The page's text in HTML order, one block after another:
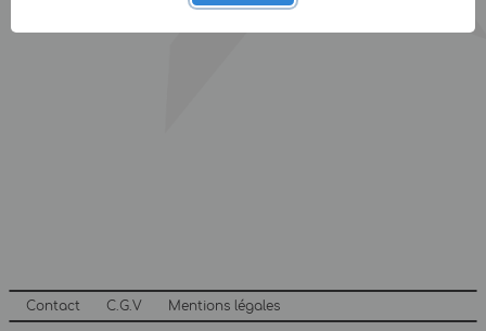
Contact C.G.V Mentions légales